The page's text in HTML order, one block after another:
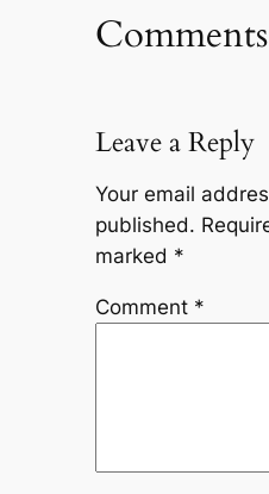
Comments
Leave a Reply
Your email
published.
marked *
Comment *